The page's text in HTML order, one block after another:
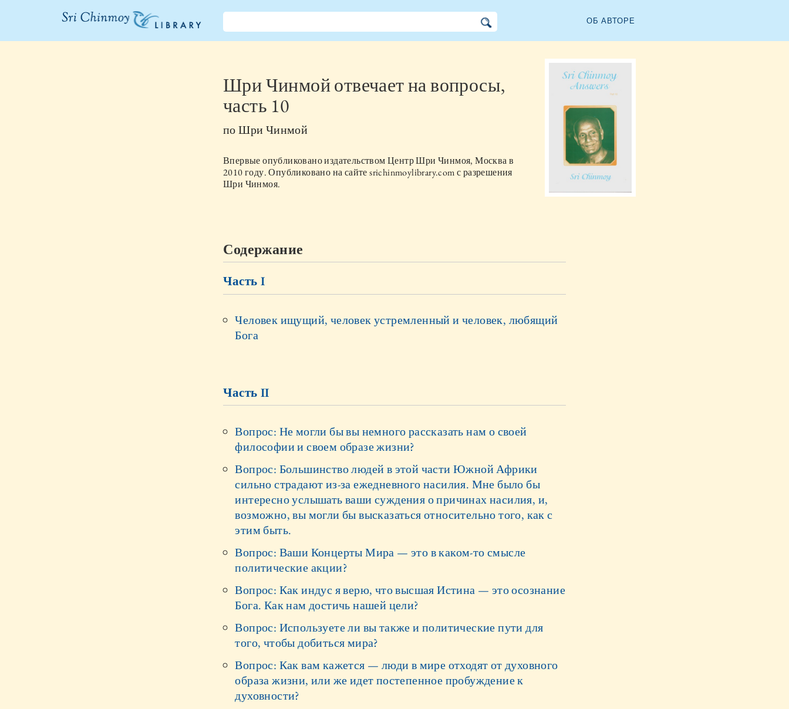
Библиотека
ОБ АВТОРЕ
Шри Чинмой отвечает на вопросы,
часть 10
поШри Чинмой
Впервые опубликовано издательствомЦентр Шри Чинмоя, Москвав
2010году. Опубликовано на сайте srichinmoylibrary.com с разрешения
Шри Чинмоя.
Содержание
Часть I
Человек ищущий, человек устремленный и человек, любящий
Бога
Часть II
Вопрос: Не могли бы вы немного рассказать нам о своей
философии и своем образе жизни?
Вопрос: Большинство людей в этой части Южной Африки
сильно страдают из-за ежедневного насилия. Мне было бы
интересно услышать ваши суждения о причинах насилия, и,
возможно, вы могли бы высказаться относительно того, как с
этим быть.
Вопрос: Ваши Концерты Мира — это в каком-то смысле
политические акции?
Вопрос: Как индус я верю, что высшая Истина — это осознание
Бога. Как нам достичь нашей цели?
Вопрос: Используете ли вы также и политические пути для
того, чтобы добиться мира?
Вопрос: Как вам кажется — люди в мире отходят от духовного
образа жизни, или же идет постепенное пробуждение к
духовности?